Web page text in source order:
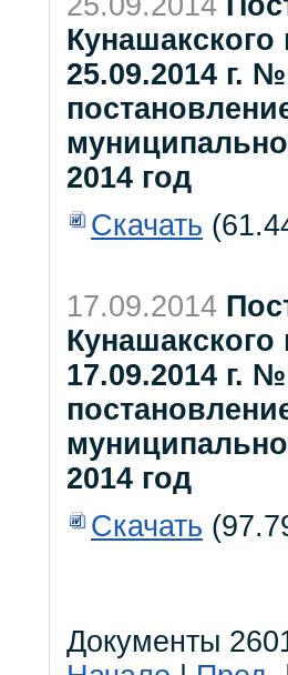
25.09.2014 г.
2014 год
Скачать
17.09.2014
17.09.2014 г.
2014 год
Скачать
Документы